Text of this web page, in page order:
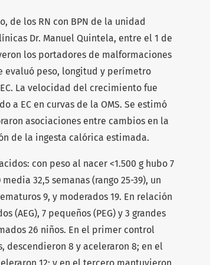
de los RN con BPN de la unidad
Dr. Manuel Quintela, entre el 1 de
los portadores de malformaciones
evaluó peso, longitud y perímetro
La velocidad del crecimiento fue
a EC en curvas de la OMS. Se estimó
asociaciones entre cambios en la
de la ingesta calórica estimada.
con peso al nacer <1.500 g hubo 7
32,5 semanas (rango 25-39), un
9, y moderados 19. En relación
(AEG), 7 pequeños (PEG) y 3 grandes
26 niños. En el primer control
8 y aceleraron 8; en el